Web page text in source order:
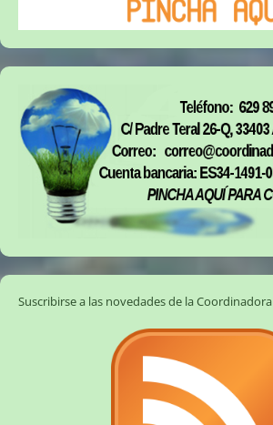
Suscribirse a las novedades de la Coordinadora